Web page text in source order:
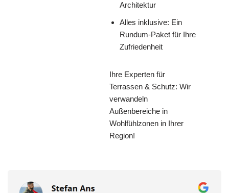
Architektur
Alles inklusive: Ein
Rundum-Paket für Ihre
Zufriedenheit
Ihre Experten für
Terrassen & Schutz: Wir
verwandeln
Außenbereiche in
Wohlfühlzonen in Ihrer
Region!